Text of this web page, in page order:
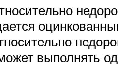
выполнять